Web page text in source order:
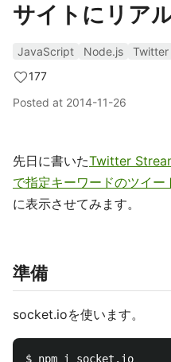
サイトにリア
JavaScript Node.js Twitter
177
Posted at 2014-11-26
先日に書いたTwitter
で指定キーワードのツイー
に表示させてみます。
準備
socket.ioを使います。